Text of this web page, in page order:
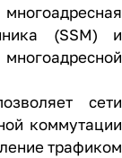
(SSM) и
сети
коммутации
трафиком